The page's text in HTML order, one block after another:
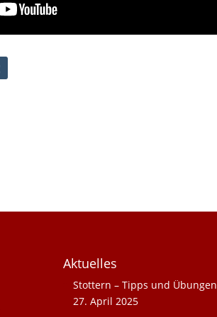
Aktuelles
Stottern – Tipps und Übungen
27. April 2025